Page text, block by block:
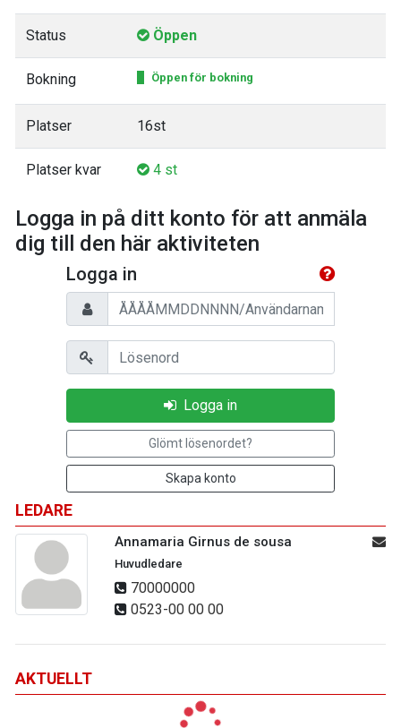
LEDARE
Annamaria Girnus de sousa
Huvudledare
70000000
0523-00 00 00
AKTUELLT
Status Öppen
Bokning Öppen för bokning
Platser 16st
Platser kvar 4 st
Logga in på ditt konto för att anmäla
dig till den här aktiviteten
Logga in
Personnummer/Användarnamn
Lösenord
Logga in
Glömt lösenordet?
Skapa konto